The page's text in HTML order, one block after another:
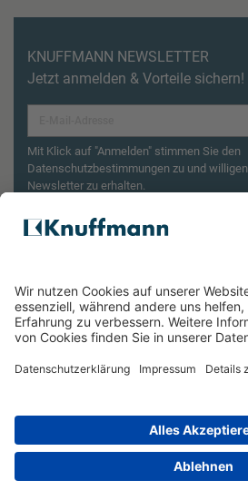
KNUFFMANN NEWSLETTER
Jetzt anmelden & Vorteile sichern!
Mit Klick auf "Anmelden" stimmen Sie den
Datenschutzbestimmungen zu und
Newsletter zu erhalten.
Aktionsbedingungen¹
Wasserkocher
*Unverbindliche